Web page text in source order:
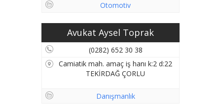
Otomotiv
Avukat Aysel Toprak
(0282) 652 30 38
Camiatik mah. amaç iş hanı k:2 d:22
TEKİRDAĞ ÇORLU
Danışmanlık